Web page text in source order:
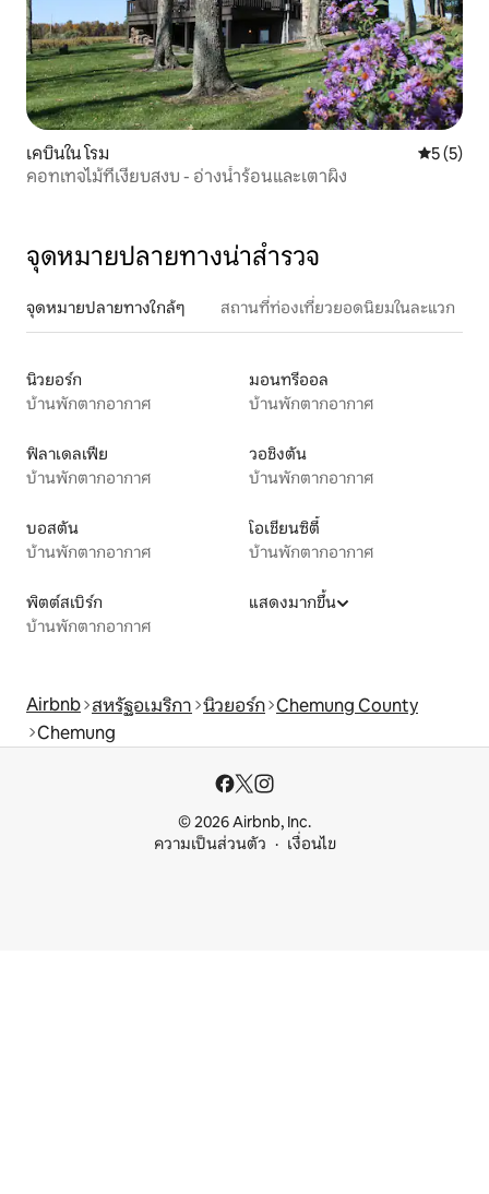
เคบินใน โรม คะแนนเฉ
5 (5)
คอทเทจไม้ที่เงียบสงบ - อ่างน้ำร้อนและเตาผิง
จุดหมายปลายทางน่าสำรวจ
จุดหมายปลายทางใกล้ๆ สถานที่ท่องเที่ยวยอดนิยมในละแวก
นิวยอร์ก
บ้านพักตากอากาศ
มอนทรีออล
บ้านพักตากอากาศ
ฟิลาเดลเฟีย
บ้านพักตากอากาศ
วอชิงตัน
บ้านพักตากอากาศ
บอสตัน
บ้านพักตากอากาศ
โอเชียนซิตี้
บ้านพักตากอากาศ
พิตต์สเบิร์ก
บ้านพักตากอากาศ
แสดงมากขึ้น
Airbnb สหรัฐอเมริกา นิวยอร์ก Chemung County
Chemung
© 2026 Airbnb, Inc.
ความเป็นส่วนตัว
เงื่อนไข